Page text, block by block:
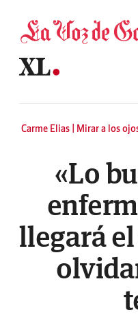
Carme Elias | Mirar a los
«Lo
llegará